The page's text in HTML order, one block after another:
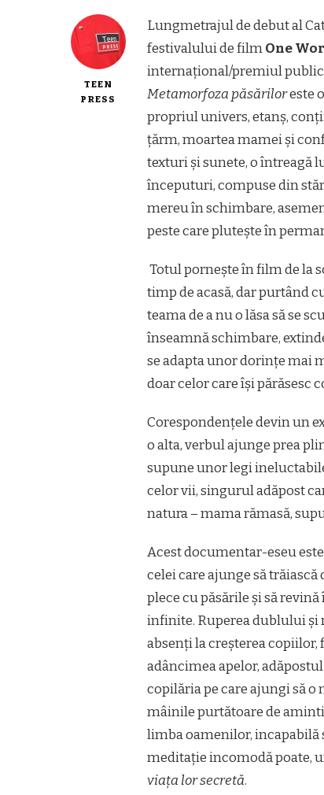
TEEN
PRESS
Lungmetrajul de debut al
festivalului de filmOne
internațional/premiul
Metamorfoza păsăriloreste
propriul univers, etanș,
țărm, moartea mamei și
texturi și sunete, o întreagă
începuturi, compuse din
mereu în schimbare,
peste care plutește în
Totul pornește în film de la
timp de acasă, dar purtând
teama de a nu o lăsa să se
înseamnă schimbare,
se adapta unor dorințe mai
doar celor care își părăsesc
Corespondențele devin un
o alta, verbul ajunge prea
supune unor legi
celor vii, singurul adăpost
natura – mama rămasă,
Acest documentar-eseu
celei care ajunge să
plece cu păsările și să
infinite. Ruperea dublului și
absenți la creșterea copiilor,
adâncimea apelor,
copilăria pe care ajungi să
mâinile purtătoare de
limba oamenilor, incapabilă
meditație incomodă poate,
viața lor secretă.